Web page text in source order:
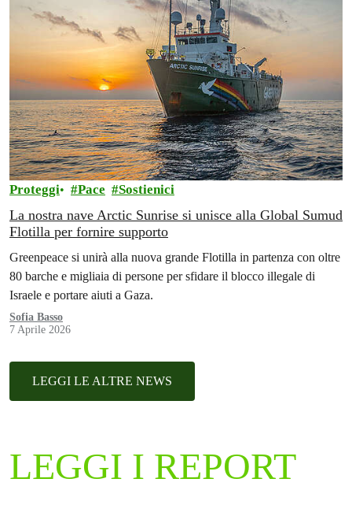
Proteggi Pace Sostienici
La nostra nave Arctic Sunrise si unisce alla Global Sumud
Flotilla per fornire supporto
Greenpeace si unirà alla nuova grande Flotilla in partenza con oltre
80 barche e migliaia di persone per sfidare il blocco illegale di
Israele e portare aiuti a Gaza.
Sofia Basso
7 Aprile 2026
LEGGI LE ALTRE NEWS
LEGGI I REPORT